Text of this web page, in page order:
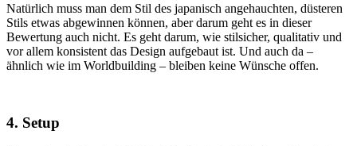
Natürlich muss man dem Stil des japanisch angehauchten, düsteren
Stils etwas abgewinnen können, aber darum geht es in dieser
Bewertung auch nicht. Es geht darum, wie stilsicher, qualitativ und
vor allem konsistent das Design aufgebaut ist. Und auch da –
ähnlich wie im Worldbuilding – bleiben keine Wünsche offen.
4. Setup